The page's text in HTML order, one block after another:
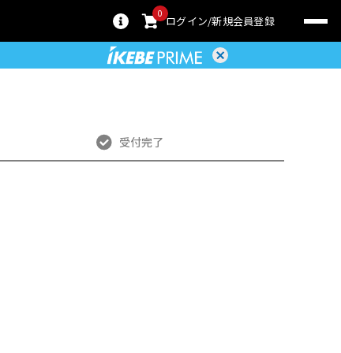
0
ログイン 新規会員登録
受付完了